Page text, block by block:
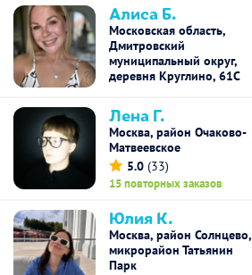
Алиса Б.
Московская область,
Дмитровский
муниципальный округ,
деревня Круглино, 61С
Лена Г.
Москва, район Очаково-
Матвеевское
5.0 (33)
15 повторных заказов
Юлия К.
Москва, район Солнцево,
микрорайон Татьянин
Парк